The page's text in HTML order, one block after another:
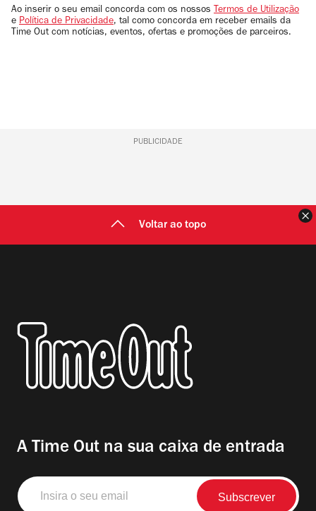
email
Ao inserir o seu email concorda com os nossos Termos de Utilização
e Política de Privacidade, tal como concorda em receber emails da
Time Out com notícias, eventos, ofertas e promoções de parceiros.
PUBLICIDADE
Voltar ao topo
A Time Out na sua caixa de entrada
Insira
o